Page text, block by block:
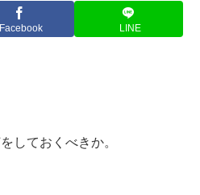
Facebook LINE
しておくべきか。